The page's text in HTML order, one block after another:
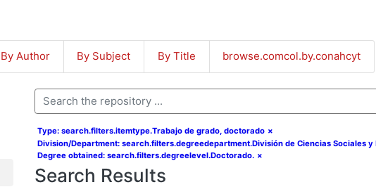
By Author By Subject By Title browse.comcol.by.conahcyt
Type: search.filters.itemtype.Trabajo de grado, doctorado ×
Division/Department: search.filters.degreedepartment.División de Ciencias Sociales y
Degree obtained: search.filters.degreelevel.Doctorado. ×
Search Results